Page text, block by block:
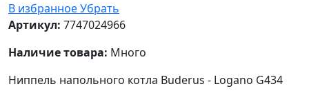
В избранноеУбрать
Артикул: 7747024966
Наличие товара: Много
Ниппель напольного котла Buderus - Logano G434